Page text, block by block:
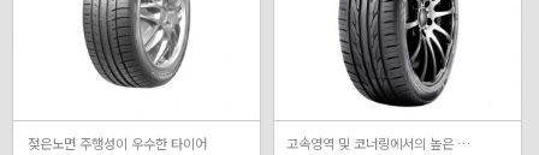
젖은노면 주행성이 우수한 타이어 고속영역 및 코너링에서의 높은 밸런스 성능,젖은 노면에서의 성능을 강화한 타이어